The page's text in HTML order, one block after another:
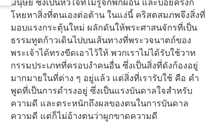
โหยหาสิ่งที่ตนเองต่อต้าน ในแง่นี้ คริสตสมภพจึงสิ่งที่
มอบแรงกระตุ้นใหม่ ผลักดันให้พระศาสนจักรที่เป็น
ธรรมทูตก้าวเดินไปบนเส้นทางที่พระวจนาตถ์ของ
พระเจ้าได้ทรงขีดเอาไว้ให้ พวกเราไม่ได้รับใช้วาท
กรรมประเภทที่ครอบงำคนอื่น ซึ่งเป็นสิ่งที่ดังก้องอยู่
มากมายในที่ต่าง ๆ อยู่แล้ว แต่สิ่งที่เรารับใช้ คือ คำ
พูดที่เป็นการดำรงอยู่ ซึ่งเป็นแรงบันดาลใจสำหรับ
ความดี และตระหนักถึงผลของตนในการบันดาล
ความดี แต่ก็ไม่อ้างตนว่าผูกขาดความดี